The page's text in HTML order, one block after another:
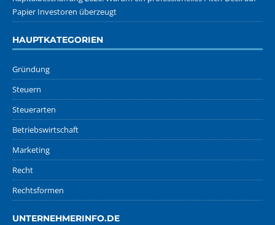
Papier Investoren überzeugt
HAUPTKATEGORIEN
Gründung
Steuern
Steuerarten
Betriebswirtschaft
Marketing
Recht
Rechtsformen
UNTERNEHMERINFO.DE